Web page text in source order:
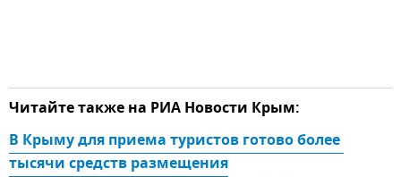
Читайте также на РИА Новости Крым:
В Крыму для приема туристов готово более
тысячи средств размещения